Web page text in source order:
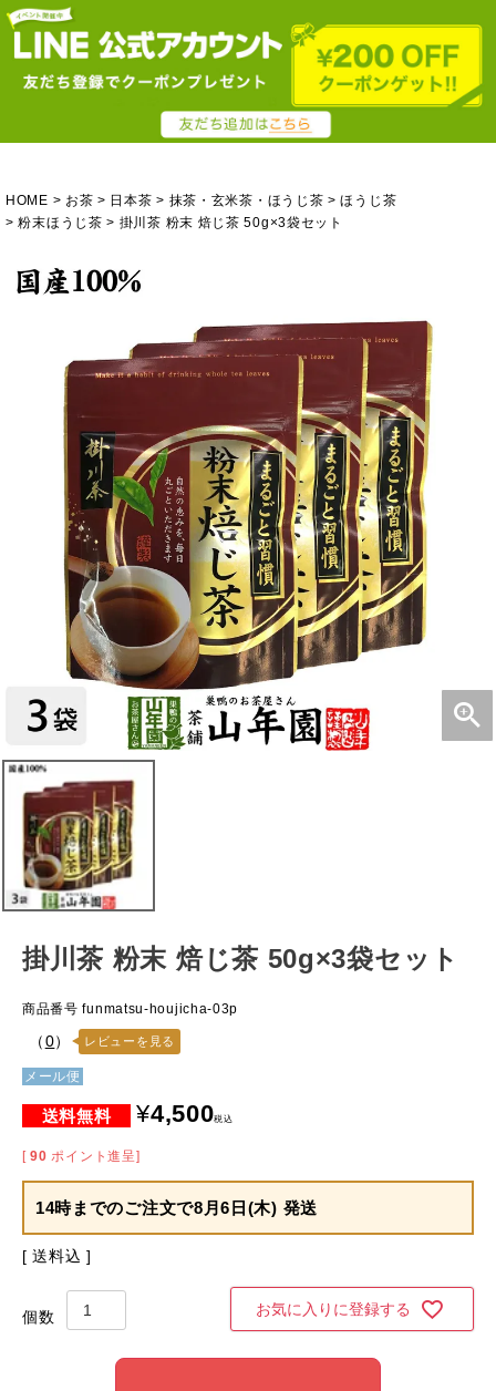
HOME お茶 日本茶 抹茶・玄米茶・ほうじ茶
ほうじ茶
粉末ほうじ茶
掛川茶 粉末 焙じ茶 50g×3袋セット
掛川茶 粉末 焙じ茶 50g×3袋セット
商品番号 funmatsu-houjicha-03p
（0） レビューを見る
メール便
¥4,500税込
[ 90 ポイント進呈]
14時までのご注文で8月6日(木) 発送
送料込
お気に入りに登録する